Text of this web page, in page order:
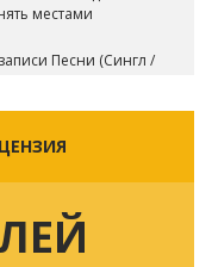
местами
Песни (Сингл /